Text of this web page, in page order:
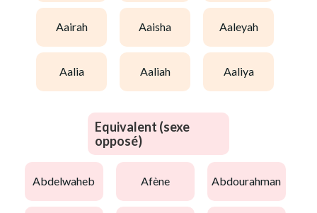
aairah aaisha aaleyah
aalia aaliah aaliya
Equivalent (sexe
opposé)
abdelwaheb afène abdourahman